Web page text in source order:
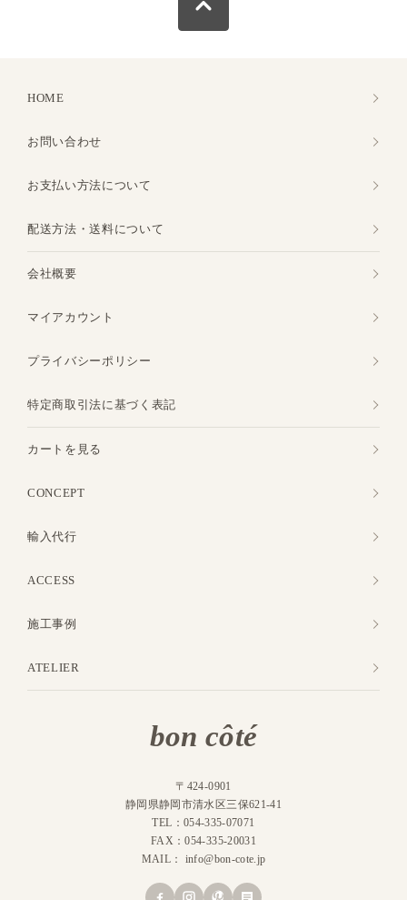
HOME
お問い合わせ
お支払い方法について
配送方法・送料について
会社概要
マイアカウント
プライバシーポリシー
特定商取引法に基づく表記
カートを見る
CONCEPT
輸入代行
ACCESS
施工事例
ATELIER
bon côté
〒424-0901
静岡県静岡市清水区三保621-41
TEL：054-335-07071
FAX：054-335-20031
MAIL： info@bon-cote.jp